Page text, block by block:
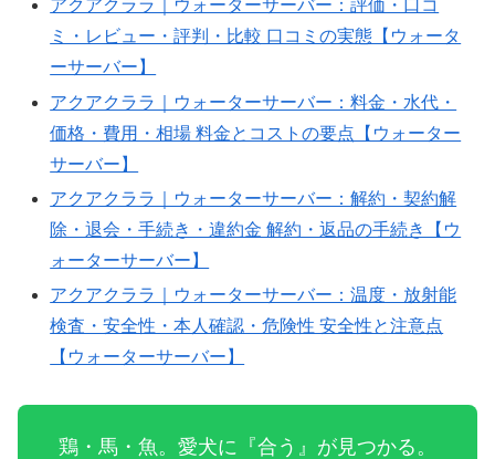
アクアクララ｜ウォーターサーバー：評価・口コ
ミ・レビュー・評判・比較 口コミの実態【ウォータ
ーサーバー】
アクアクララ｜ウォーターサーバー：料金・水代・
価格・費用・相場 料金とコストの要点【ウォーター
サーバー】
アクアクララ｜ウォーターサーバー：解約・契約解
除・退会・手続き・違約金 解約・返品の手続き【ウ
ォーターサーバー】
アクアクララ｜ウォーターサーバー：温度・放射能
検査・安全性・本人確認・危険性 安全性と注意点
【ウォーターサーバー】
鶏・馬・魚。愛犬に『合う』が見つかる。